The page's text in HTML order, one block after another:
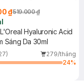
₫519.000 ₫
Hyaluronic Acid
Sáng Da 30ml
279/tháng
24%